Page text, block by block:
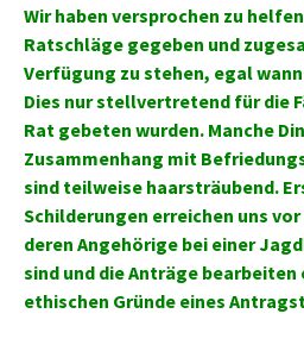
Wir haben versprochen zu
Ratschläge gegeben und
Verfügung zu stehen, egal
Dies nur stellvertretend für die
Rat gebeten wurden. Manche
Zusammenhang mit
sind teilweise haarsträubend.
Schilderungen erreichen uns
deren Angehörige bei einer
sind und die Anträge bearbeiten
ethischen Gründe eines